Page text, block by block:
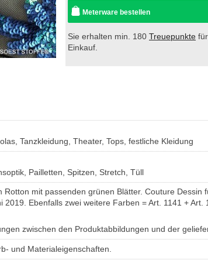
Meterware bestellen
Sie erhalten min. 180 Treuepunkte
Einkauf.
Tanzkleidung, Theater, Tops, festliche Kleidung
Pailletten, Spitzen, Stretch, Tüll
mit passenden grünen Blätter. Couture
Ebenfalls zwei weitere Farben = Art. 1141 +
zwischen den Produktabbildungen und der
und Materialeigenschaften.